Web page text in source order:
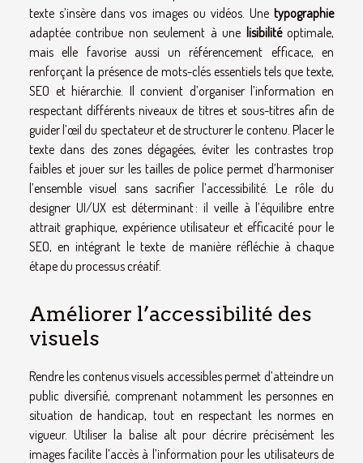
texte s’insère dans vos images ou vidéos. Une typographie
adaptée contribue non seulement à une lisibilitéoptimale,
mais elle favorise aussi un référencement efficace, en
renforçant la présence de mots-clés essentiels tels que texte,
SEO et hiérarchie. Il convient d’organiser l’information en
respectant différents niveaux de titres et sous-titres afin de
guider l’œil du spectateur et de structurer le contenu. Placer le
texte dans des zones dégagées, éviter les contrastes trop
faibles et jouer sur les tailles de police permet d’harmoniser
l’ensemble visuel sans sacrifier l’accessibilité. Le rôle du
designer UI/UX est déterminant : il veille à l’équilibre entre
attrait graphique, expérience utilisateur et efficacité pour le
SEO, en intégrant le texte de manière réfléchie à chaque
étape du processus créatif.
Améliorer l’accessibilité des
visuels
Rendre les contenus visuels accessibles permet d’atteindre un
public diversifié, comprenant notamment les personnes en
situation de handicap, tout en respectant les normes en
vigueur. Utiliser la balise alt pour décrire précisément les
images facilite l’accès à l’information pour les utilisateurs de